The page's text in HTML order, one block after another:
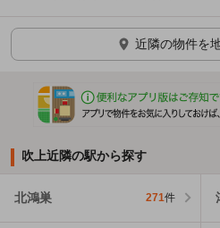
ほかの部屋を検索中…
近隣の物件を
吹上近隣の駅から探す
北鴻巣 271件